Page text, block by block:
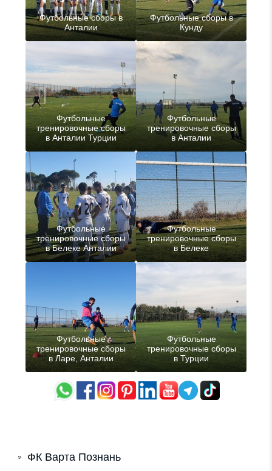
Футбольные сборы в
Анталии
Футбольные сборы в
Кунду
Футбольные
тренировочные сборы
в Анталии Турции
Футбольные
тренировочные сборы
в Анталии
Футбольные
тренировочные сборы
в Белеке Анталии
Футбольные
тренировочные сборы
в Белеке
Футбольные
тренировочные сборы
в Ларе, Анталии
Футбольные
тренировочные сборы
в Турции
ФК Варта Познань